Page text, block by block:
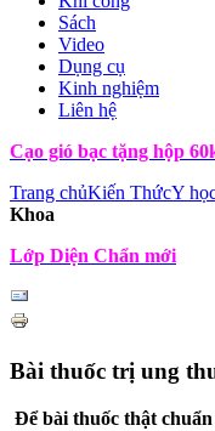
Sách
Video
Dụng cụ
Kinh nghiệm
Liên hệ
Cạo gió bạc tặng hộp
Trang chủKiến ThứcY
Khoa
Lớp Diện Chẩn mới
Bài thuốc trị ung
Để bài thuốc thật